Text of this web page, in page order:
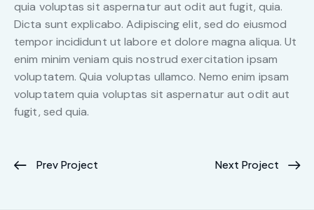
quia voluptas sit aspernatur aut odit aut fugit, quia.
Dicta sunt explicabo. Adipiscing elit, sed do eiusmod
tempor incididunt ut labore et dolore magna aliqua. Ut
enim minim veniam quis nostrud exercitation ipsam
voluptatem. Quia voluptas ullamco. Nemo enim ipsam
voluptatem quia voluptas sit aspernatur aut odit aut
fugit, sed quia.
Prev Project Next Project